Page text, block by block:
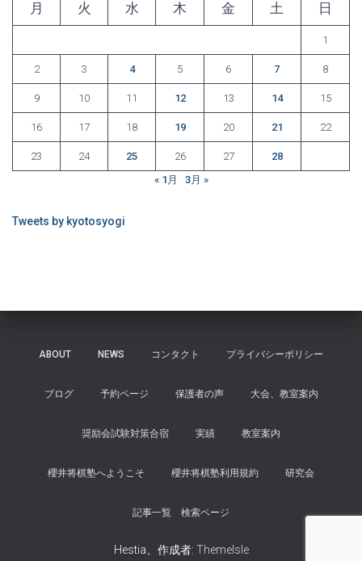
月 火 水 木 金 土 日
1
2 3 4 5 6 7 8
9 10 11 12 13 14 15
16 17 18 19 20 21 22
23 24 25 26 27
28
« 1月
3月 »
Tweets by kyotosyogi
ABOUT NEWS コンタクト プライバシーポリシー
ブログ 予約ページ 保護者の声 大会、教室案内
奨励会試験対策合宿 実績 教室案内
櫻井将棋塾へようこそ 櫻井将棋塾利用規約 研究会
記事一覧 検索ページ
Hestia、作成者: ThemeIsle